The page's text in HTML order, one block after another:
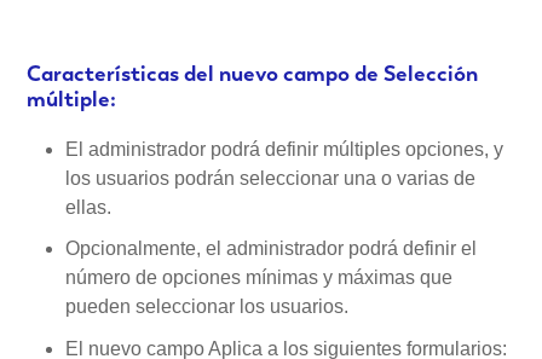
Características del nuevo campo de Selección
múltiple:
El administrador podrá definir múltiples opciones, y
los usuarios podrán seleccionar una o varias de
ellas.
Opcionalmente, el administrador podrá definir el
número de opciones mínimas y máximas que
pueden seleccionar los usuarios.
El nuevo campo Aplica a los siguientes formularios: